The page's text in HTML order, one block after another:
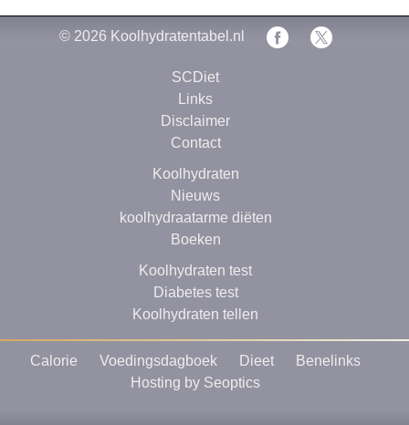
© 2026 Koolhydratentabel.nl
SCDiet
Links
Disclaimer
Contact
Koolhydraten
Nieuws
koolhydraatarme diëten
Boeken
Koolhydraten test
Diabetes test
Koolhydraten tellen
Calorie Voedingsdagboek Dieet
Benelinks
Hosting by Seoptics